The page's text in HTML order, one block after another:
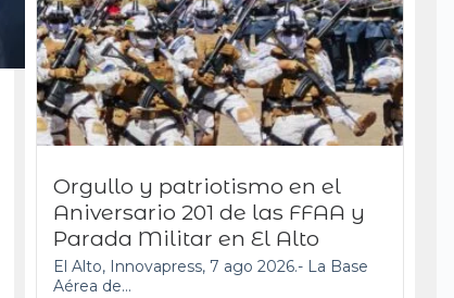
Orgullo y patriotismo en el
Aniversario 201 de las FFAA y
Parada Militar en El Alto
El Alto, Innovapress, 7 ago 2026.- La Base
Aérea de...